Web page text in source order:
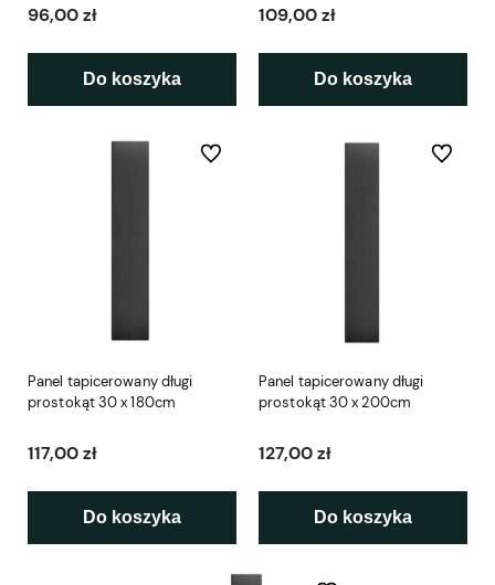
96,00 zł
Do koszyka
109,00 zł
Do koszyka
Panel tapicerowany długi
prostokąt 30 x 180cm
117,00 zł
Do koszyka
Do ulubionych
Panel tapicerowany długi
prostokąt 30 x 200cm
127,00 zł
Do koszyka
Do